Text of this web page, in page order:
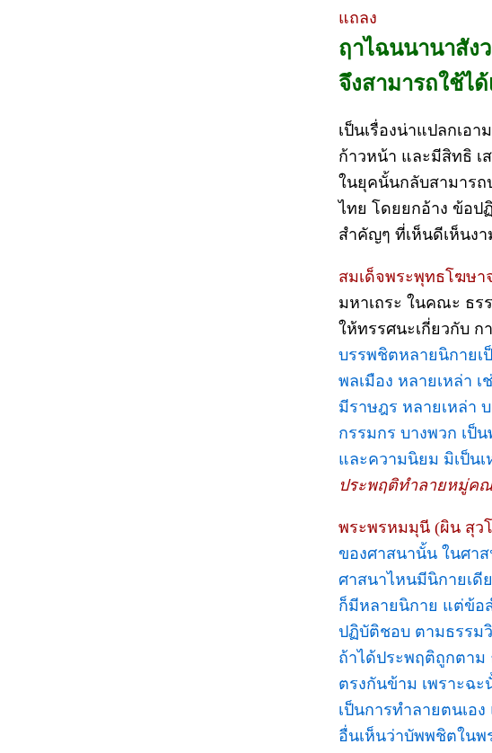
แถลง
ฤาไฉนนานาสัง
จึงสามารถใช้ไ
เป็นเรื่องน่าแปลกเอ
ก้าวหน้า และมีสิทธิ
ในยุคนั้นกลับสามารถ
ไทย โดยยกอ้าง ข้อป
สำคัญๆ ที่เห็นดีเห็นง
สมเด็จพระพุทธโฆษ
มหาเถระ ในคณะ ธร
ให้ทรรศนะเกี่ยวกับ
บรรพชิตหลายนิกายเ
พลเมือง หลายเหล่า
มีราษฎร หลายเหล่า
กรรมกร บางพวก เป็
และความนิยม มิเป็น
ประพฤติทำลายหมู่ค
พระพรหมมุนี (ผิน สุว
ของศาสนานั้น ในศา
ศาสนาไหนมีนิกายเ
ก็มีหลายนิกาย แต่ข้อ
ปฏิบัติชอบ ตามธรรม
ถ้าได้ประพฤติถูกตา
ตรงกันข้าม เพราะฉ
เป็นการทำลายตนเอ
อื่นเห็นว่าบัพพชิตในพ